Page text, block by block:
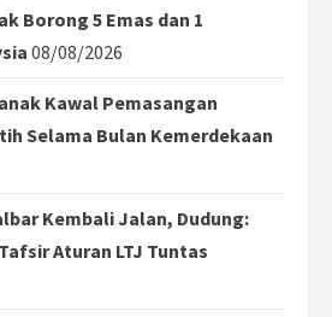
Borong 5 Emas dan 1
08/08/2026
Kawal Pemasangan
Selama Bulan Kemerdekaan
Kembali Jalan, Dudung:
Aturan LTJ Tuntas